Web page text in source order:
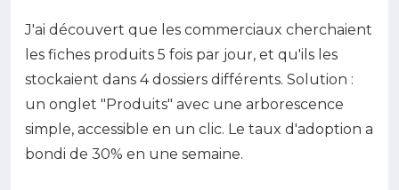
J'ai découvert que les commerciaux cherchaient
les fiches produits 5 fois par jour, et qu'ils les
stockaient dans 4 dossiers différents. Solution :
un onglet "Produits" avec une arborescence
simple, accessible en un clic. Le taux d'adoption a
bondi de 30% en une semaine.